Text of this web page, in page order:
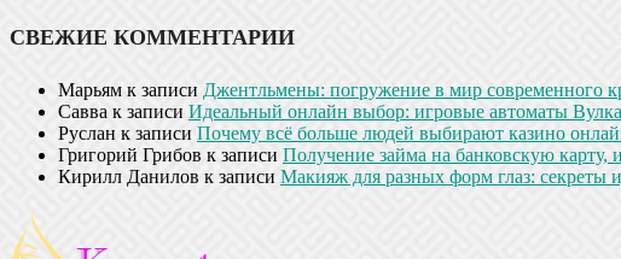
СВЕЖИЕ КОММЕНТАРИИ
Марьям к записи Джентльмены: погружение в мир современного
Савва к записи Идеальный онлайн выбор: игровые автоматы
Руслан к записи Почему всё больше людей выбирают казино
Григорий Грибов к записи Получение займа на банковскую карту,
Кирилл Данилов к записи Макияж для разных форм глаз: секреты